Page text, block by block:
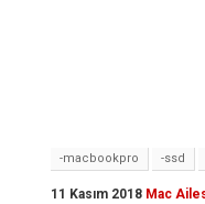
-macbookpro -ssd
11 Kasım 2018 Mac